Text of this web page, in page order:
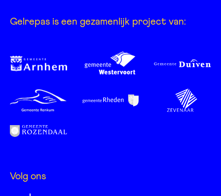
Gelrepas is een gezamenlijk project van:
Volg ons